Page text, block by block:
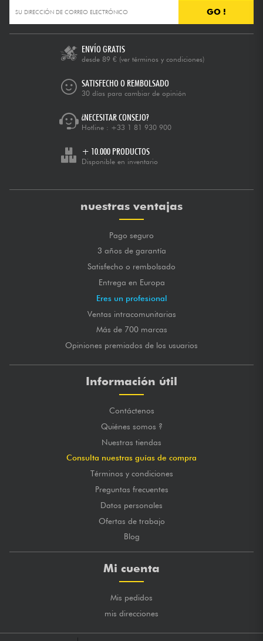
GO !
ENVÍO GRATIS
desde 89 € (ver términos y condiciones)
SATISFECHO O REMBOLSADO
30 días para cambiar de opinión
¿NECESITAR CONSEJO?
Hotline : +33 1 81 930 900
+ 10.000 PRODUCTOS
Disponible en inventario
nuestras ventajas
Pago seguro
3 años de garantía
Satisfecho o rembolsado
Entrega en Europa
Eres un profesional
Ventas intracomunitarias
Más de 700 marcas
Opiniones premiados de los usuarios
Información útil
Contáctenos
Quiénes somos ?
Nuestras tiendas
Consulta nuestras guías de compra
Términos y condiciones
Preguntas frecuentes
Datos personales
Ofertas de trabajo
Blog
Mi cuenta
Mis pedidos
mis direcciones